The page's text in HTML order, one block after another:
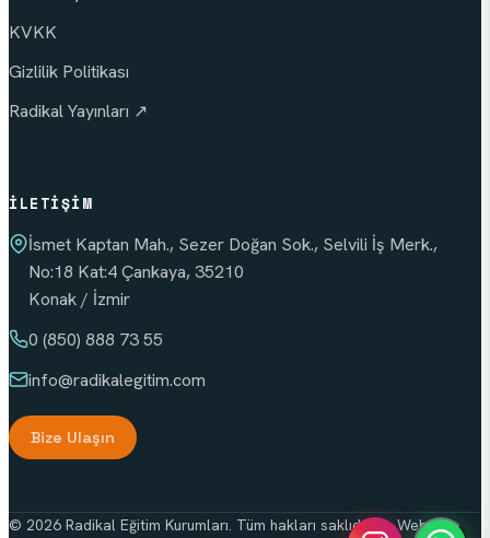
KVKK
Gizlilik Politikası
Radikal Yayınları ↗
İLETIŞIM
İsmet Kaptan Mah., Sezer Doğan Sok., Selvili İş Merk.,
No:18 Kat:4 Çankaya, 35210
Konak / İzmir
0 (850) 888 73 55
info@radikalegitim.com
Bize Ulaşın
© 2026 Radikal Eğitim Kurumları. Tüm hakları saklıdır. — Web